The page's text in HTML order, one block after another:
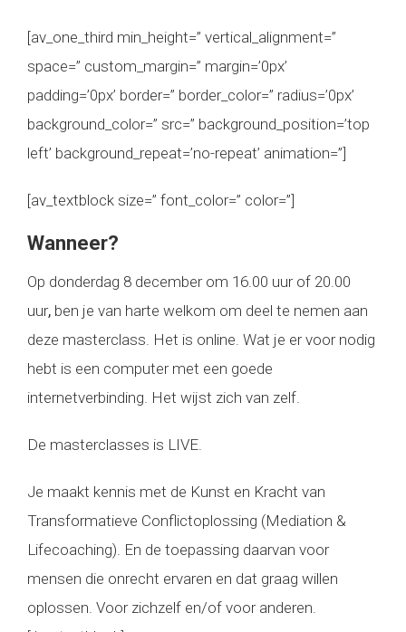
[av_one_third min_height=” vertical_alignment=”
space=” custom_margin=” margin=’0px’
padding=’0px’ border=” border_color=” radius=’0px’
background_color=” src=” background_position=’top
left’ background_repeat=’no-repeat’ animation=”]
[av_textblock size=” font_color=” color=”]
Wanneer?
Op donderdag 8 december om 16.00 uur of 20.00
uur, ben je van harte welkom om deel te nemen aan
deze masterclass. Het is online. Wat je er voor nodig
hebt is een computer met een goede
internetverbinding. Het wijst zich van zelf.
De masterclasses is LIVE.
Je maakt kennis met de Kunst en Kracht van
Transformatieve Conflictoplossing (Mediation &
Lifecoaching). En de toepassing daarvan voor
mensen die onrecht ervaren en dat graag willen
oplossen. Voor zichzelf en/of voor anderen.